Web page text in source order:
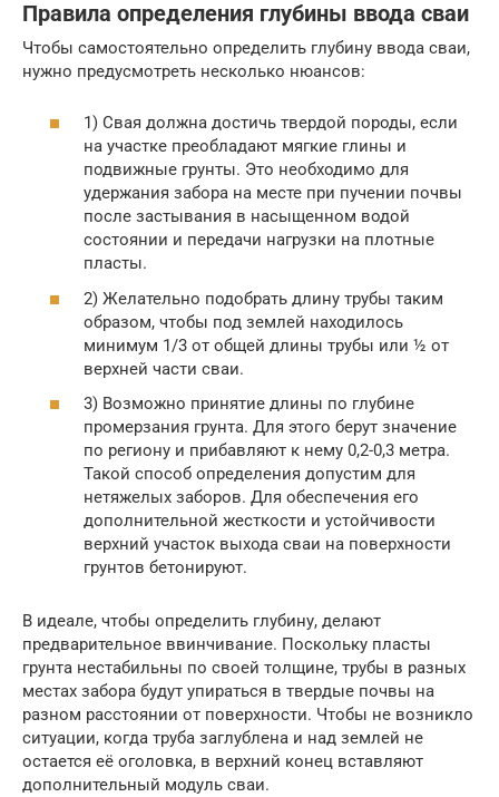
Правила определения глубины ввода сваи
Чтобы самостоятельно определить глубину ввода сваи,
нужно предусмотреть несколько нюансов:
1) Свая должна достичь твердой породы, если
на участке преобладают мягкие глины и
подвижные грунты. Это необходимо для
удержания забора на месте при пучении почвы
после застывания в насыщенном водой
состоянии и передачи нагрузки на плотные
пласты.
2) Желательно подобрать длину трубы таким
образом, чтобы под землей находилось
минимум 1/3 от общей длины трубы или ½ от
верхней части сваи.
3) Возможно принятие длины по глубине
промерзания грунта. Для этого берут значение
по региону и прибавляют к нему 0,2-0,3 метра.
Такой способ определения допустим для
нетяжелых заборов. Для обеспечения его
дополнительной жесткости и устойчивости
верхний участок выхода сваи на поверхности
грунтов бетонируют.
В идеале, чтобы определить глубину, делают
предварительное ввинчивание. Поскольку пласты
грунта нестабильны по своей толщине, трубы в разных
местах забора будут упираться в твердые почвы на
разном расстоянии от поверхности. Чтобы не возникло
ситуации, когда труба заглублена и над землей не
остается её оголовка, в верхний конец вставляют
дополнительный модуль сваи.